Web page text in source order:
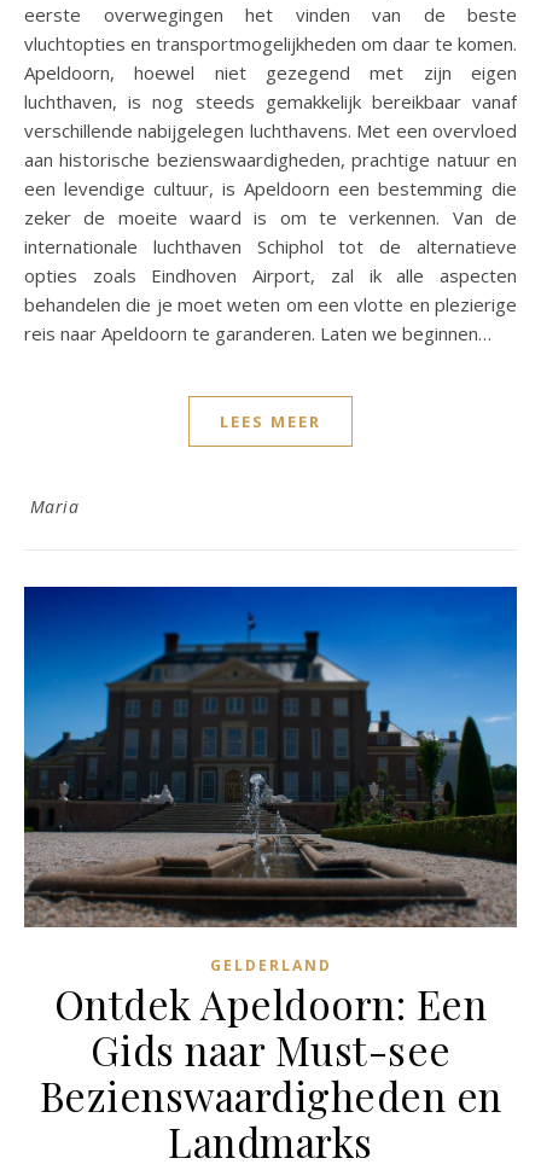
eerste overwegingen het vinden van de beste
vluchtopties en transportmogelijkheden om daar te komen.
Apeldoorn, hoewel niet gezegend met zijn eigen
luchthaven, is nog steeds gemakkelijk bereikbaar vanaf
verschillende nabijgelegen luchthavens. Met een overvloed
aan historische bezienswaardigheden, prachtige natuur en
een levendige cultuur, is Apeldoorn een bestemming die
zeker de moeite waard is om te verkennen. Van de
internationale luchthaven Schiphol tot de alternatieve
opties zoals Eindhoven Airport, zal ik alle aspecten
behandelen die je moet weten om een vlotte en plezierige
reis naar Apeldoorn te garanderen. Laten we beginnen…
LEES MEER
Maria
GELDERLAND
Ontdek Apeldoorn: Een
Gids naar Must-see
Bezienswaardigheden en
Landmarks